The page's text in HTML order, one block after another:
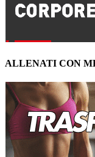
ALLENATI CON